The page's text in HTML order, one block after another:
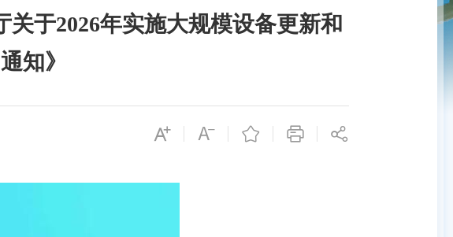
于2026年实施大规模设备更新和
知》